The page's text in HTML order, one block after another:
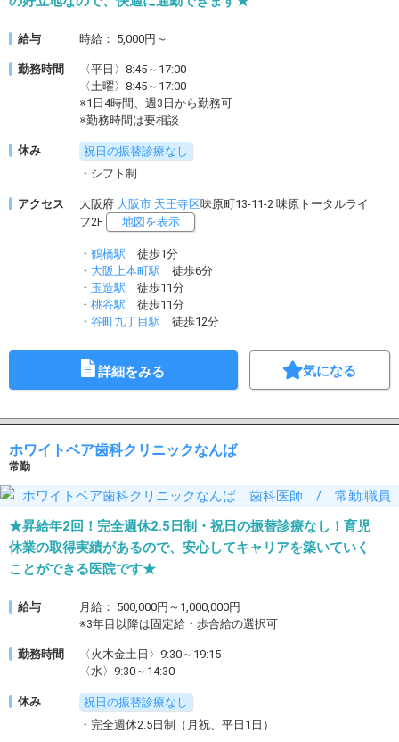
給与 時給： 5,000円～
勤務時間
〈平日〉8:45～17:00
〈土曜〉8:45～17:00
※1日4時間、週3日から勤務可
※勤務時間は要相談
休み
祝日の振替診療なし
・シフト制
アクセス 大阪府 大阪市 天王寺区味原町13-11-2 味原トータルライ
フ2F
地図を表示
・ 鶴橋駅 徒歩1分
・ 大阪上本町駅 徒歩6分
・ 玉造駅 徒歩11分
・ 桃谷駅 徒歩11分
・ 谷町九丁目駅 徒歩12分
詳細をみる 気になる
ホワイトベア歯科クリニックなんば
常勤
★昇給年2回！完全週休2.5日制・祝日の振替診療なし！育児
休業の取得実績があるので、安心してキャリアを築いていく
ことができる医院です★
給与
月給： 500,000円～1,000,000円
※3年目以降は固定給・歩合給の選択可
勤務時間
〈火木金土日〉9:30～19:15
〈水〉9:30～14:30
休み
祝日の振替診療なし
・完全週休2.5日制（月祝、平日1日）